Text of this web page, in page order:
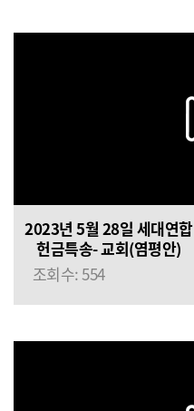
2023년 5월 28일 세대연합
헌금특송- 교회(염평안)
조회수: 554